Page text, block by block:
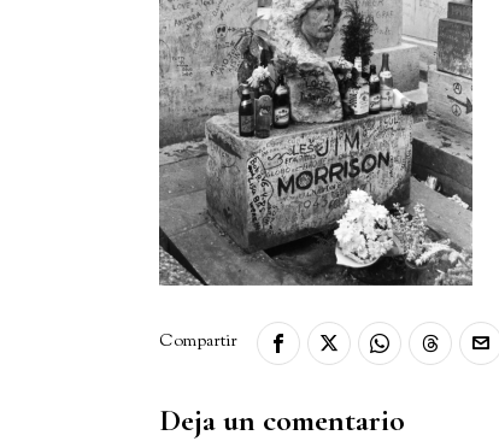
Deja un comentario